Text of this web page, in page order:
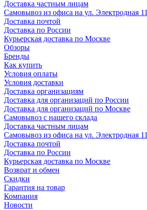
Доставка частным лицам
Самовывоз из офиса на ул. Электродная 11
Доставка почтой
Доставка по России
Курьерская доставка по Москве
Обзоры
Бренды
Как купить
Условия оплаты
Условия доставки
Доставка организациям
Доставка для организаций по России
Доставка для организаций по Москве
Самовывоз с нашего склада
Доставка частным лицам
Самовывоз из офиса на ул. Электродная 11
Доставка почтой
Доставка по России
Курьерская доставка по Москве
Возврат и обмен
Скидки
Гарантия на товар
Компания
Новости